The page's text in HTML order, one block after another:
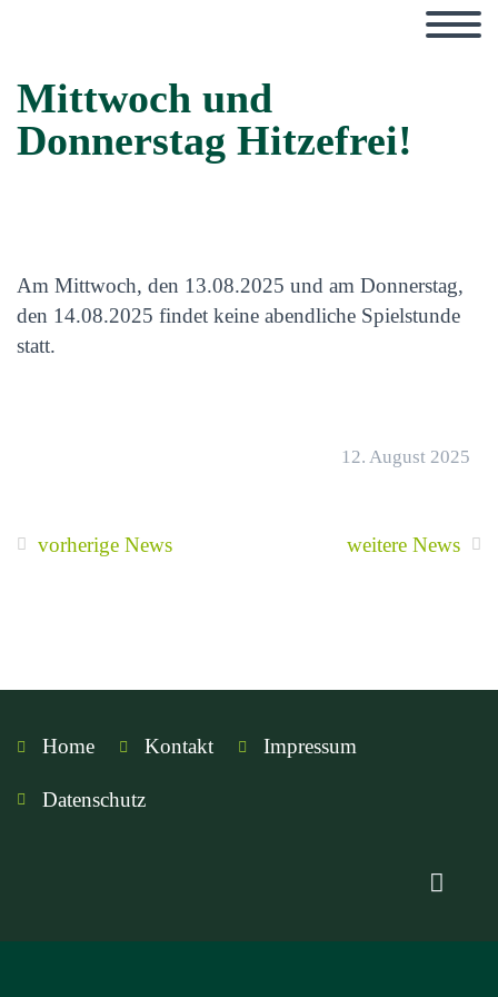
Mittwoch und
Donnerstag Hitzefrei!
Am Mittwoch, den 13.08.2025 und am Donnerstag,
den 14.08.2025 findet keine abendliche Spielstunde
statt.
12. August 2025
vorherige News weitere News
Home Kontakt Impressum
Datenschutz